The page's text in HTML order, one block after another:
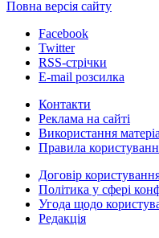
Повна версія сайту
Facebook
Twitter
RSS-стрічки
E-mail розсилка
Контакти
Реклама на сайті
Використання
Правила
Договір
Політика у сфері
Угода щодо
Редакція